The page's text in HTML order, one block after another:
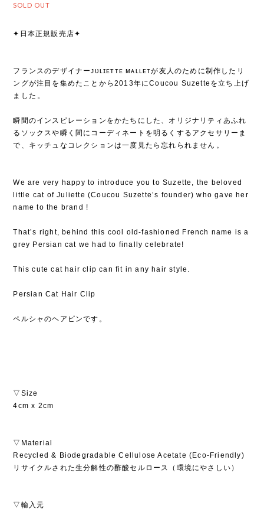
SOLD OUT
✦日本正規販売店✦
フランスのデザイナーᴊᴜʟɪᴇᴛᴛᴇ ᴍᴀʟʟᴇᴛが友人のために制作したリ
ングが注目を集めたことから2013年にCoucou Suzetteを立ち上げ
ました⁡。
瞬間のインスピレーションをかたちにした、オリジナリティあふれ
るソックスや瞬く間にコーディネートを明るくするアクセサリーま
で、キッチュなコレクションは一度見たら忘れられません⁡。
We are very happy to introduce you to Suzette, the beloved
little cat of Juliette (Coucou Suzette’s founder) who gave her
name to the brand !
That’s right, behind this cool old-fashioned French name is a
grey Persian cat we had to finally celebrate!
This cute cat hair clip can fit in any hair style.
Persian Cat Hair Clip
ペルシャのヘアピンです。
▽Size
4cm x 2cm
▽Material
Recycled & Biodegradable Cellulose Acetate (Eco-Friendly)
リサイクルされた生分解性の酢酸セルロース（環境にやさしい）
▽輸入元